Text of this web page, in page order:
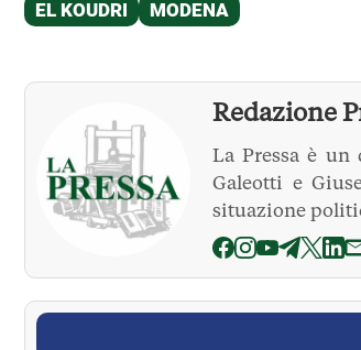
Redazione
La Pressa è
Galeotti e
situazione
La Pressa